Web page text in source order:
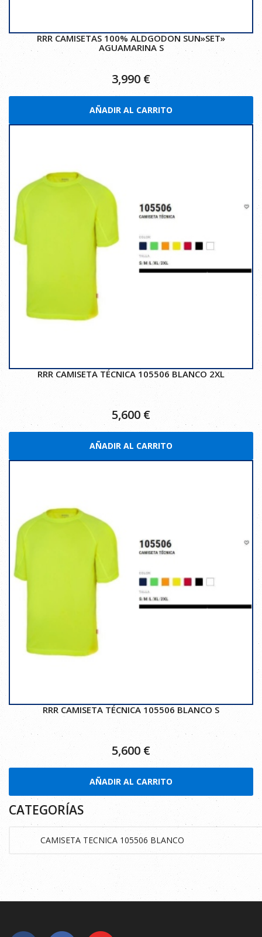
RRR CAMISETAS 100% ALDGODON SUN»SET»
AGUAMARINA S
3,990 €
AÑADIR AL CARRITO
RRR CAMISETA TÉCNICA 105506 BLANCO 2XL
5,600 €
AÑADIR AL CARRITO
RRR CAMISETA TÉCNICA 105506 BLANCO S
5,600 €
AÑADIR AL CARRITO
CATEGORÍAS